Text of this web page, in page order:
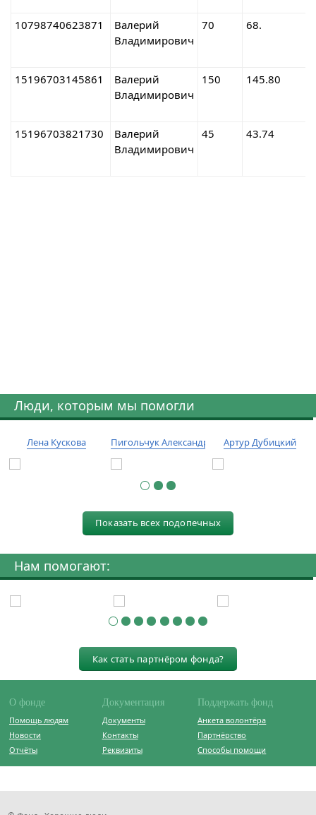
10798740623871
Валерий
Владимирович
70 68.
15196703145861
Валерий
Владимирович
150 145.80
15196703821730
Валерий
Владимирович
45 43.74
Люди, которым мы помогли
Лена Кускова Пигольчук Александр Артур Дубицкий
Показать всех подопечных
Нам помогают:
Как стать партнёром фонда?
О фонде
Помощь людям
Новости
Отчёты
Документация
Документы
Контакты
Реквизиты
Поддержать фонд
Анкета волонтёра
Партнёрство
Способы помощи